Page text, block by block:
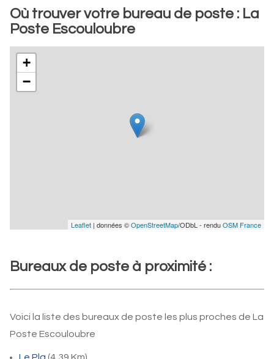
Où trouver votre bureau de poste : La
Poste Escouloubre
+
−
Leaflet | données ©OpenStreetMap/ODbL - renduOSM France
Bureaux de poste à proximité :
Voici la liste des bureaux de poste les plus proches de La
Poste Escouloubre